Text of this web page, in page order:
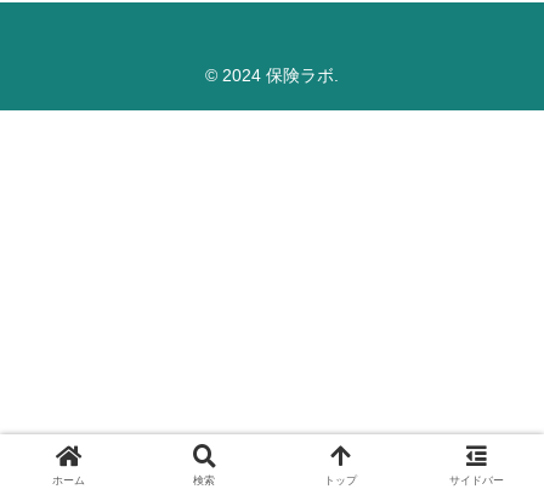
© 2024 保険ラボ.
ホーム 検索 トップ サイドバー